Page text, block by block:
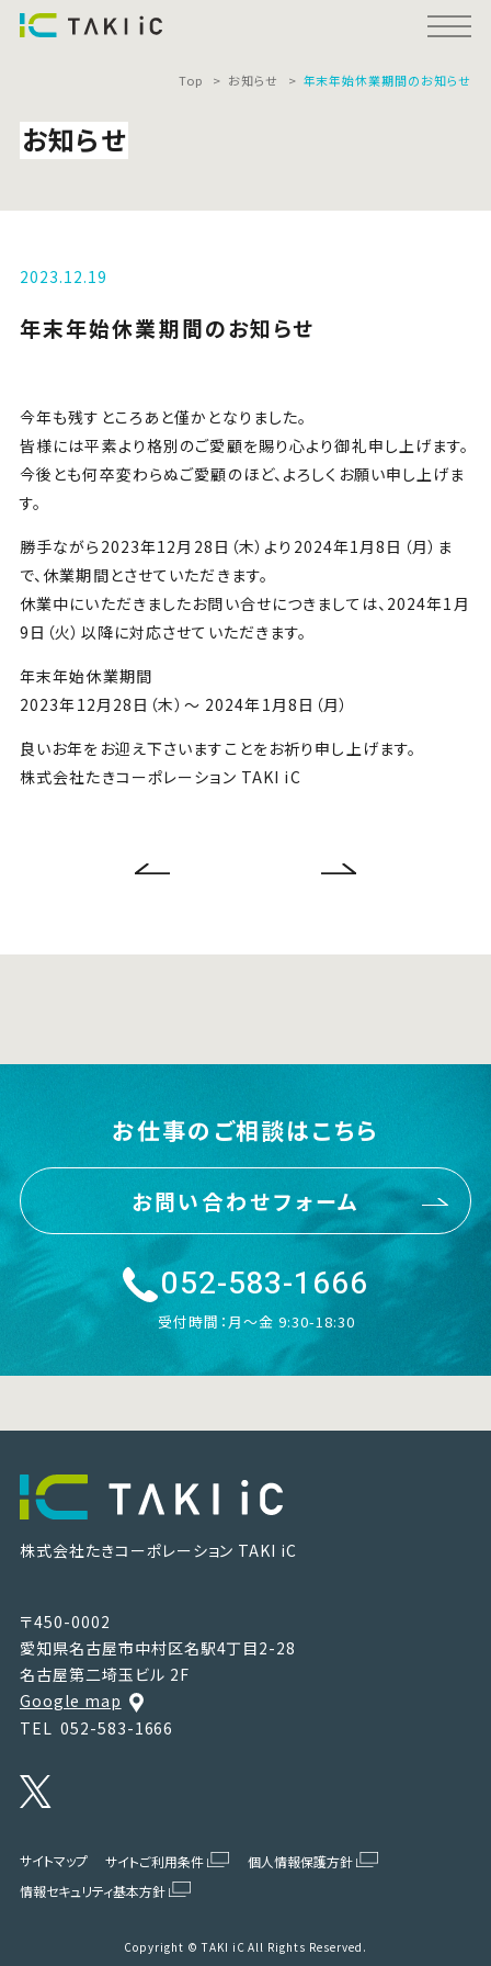
Top お知らせ 年末年始休業期間のお知らせ
お知らせ
2023.12.19
年末年始休業期間のお知らせ
今年も残すところあと僅かとなりました。
皆様には平素より格別のご愛顧を賜り心より御礼申し上げます。
今後とも何卒変わらぬご愛顧のほど、よろしくお願い申し上げま
す。
勝手ながら2023年12月28日（木）より2024年1月8日（月）ま
で、休業期間とさせていただきます。
休業中にいただきましたお問い合せにつきましては、2024年1月
9日（火）以降に対応させていただきます。
年末年始休業期間
2023年12月28日（木）～ 2024年1月8日（月）
良いお年をお迎え下さいますことをお祈り申し上げます。
株式会社たきコーポレーション TAKI iC
お仕事のご相談はこちら
お問い合わせフォーム
052-583-1666
受付時間：月〜金 9:30-18:30
株式会社たきコーポレーション TAKI iC
〒450-0002
愛知県名古屋市中村区名駅4丁目2-28
名古屋第二埼玉ビル 2F
Google map
TEL 052-583-1666
サイトマップ サイトご利用条件
個人情報保護方針
情報セキュリティ基本方針
Copyright © TAKI iC All Rights Reserved.